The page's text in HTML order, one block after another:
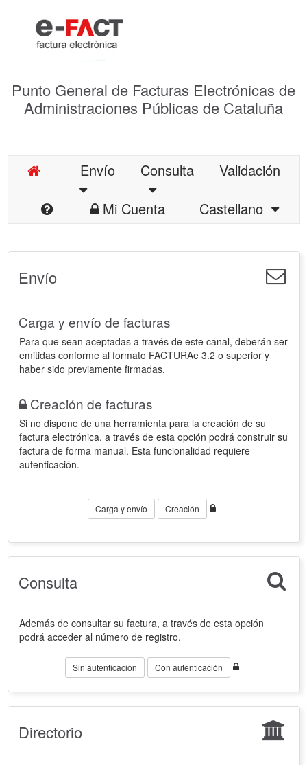
Punto General de Facturas Electrónicas de
Administraciones Públicas de Cataluña
Envío Consulta
Validación
Mi Cuenta
Castellano
Envío
Carga y envío de facturas
Para que sean aceptadas a través de este canal, deberán ser
emitidas conforme al formato FACTURAe 3.2 o superior y
haber sido previamente firmadas.
Creación de facturas
Si no dispone de una herramienta para la creación de su
factura electrónica, a través de esta opción podrá construir su
factura de forma manual. Esta funcionalidad requiere
autenticación.
Carga y envío Creación
Consulta
Además de consultar su factura, a través de esta opción
podrá acceder al número de registro.
Sin autenticación Con autenticación
Directorio